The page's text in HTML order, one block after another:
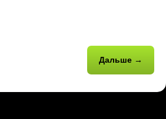
Дальше →